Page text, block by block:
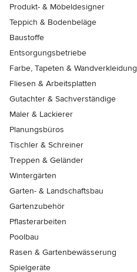
Produkt- & Möbeldesigner
Teppich & Bodenbeläge
Baustoffe
Entsorgungsbetriebe
Farbe, Tapeten & Wandverkleidung
Fliesen & Arbeitsplatten
Gutachter & Sachverständige
Maler & Lackierer
Planungsbüros
Tischler & Schreiner
Treppen & Geländer
Wintergärten
Garten- & Landschaftsbau
Gartenzubehör
Pflasterarbeiten
Poolbau
Rasen & Gartenbewässerung
Spielgeräte